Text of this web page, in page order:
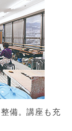
備。講座も充